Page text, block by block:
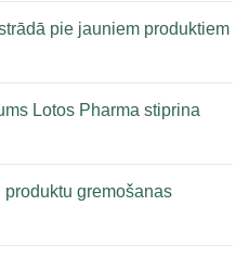
pie jauniem produktiem
Lotos Pharma stiprina
gremošanas